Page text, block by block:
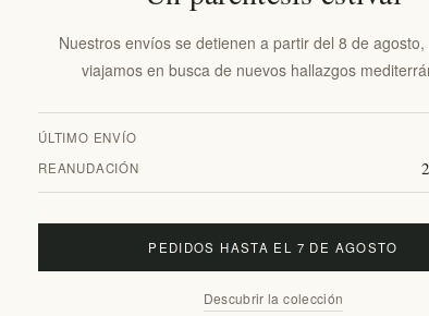
Nuestros envíos se detienen a partir del 8 de
viajamos en busca de nuevos hallazgos
ÚLTIMO ENVÍO
REANUDACIÓN
PEDIDOS HASTA EL 7 DE AGOSTO
Descubrir la colección